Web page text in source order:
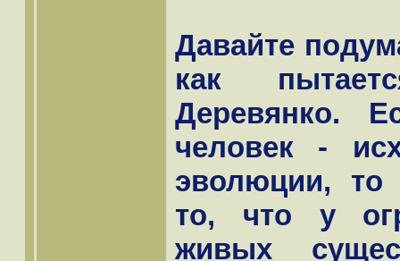
Давайте
как
Деревянко.
человек -
эволюции, то
то, что у
живых